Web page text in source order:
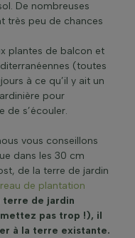
De nombreuses
très peu de chances
plantes de balcon et
(toutes
à ce qu’il y ait un
pour
de s’écouler.
vous conseillons
dans les 30 cm
de la terre de jardin
de plantation
terre de jardin
pas trop !), il
à la terre existante.